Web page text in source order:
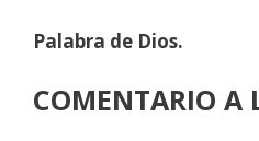
Palabra de Dios.
COMENTARIO A